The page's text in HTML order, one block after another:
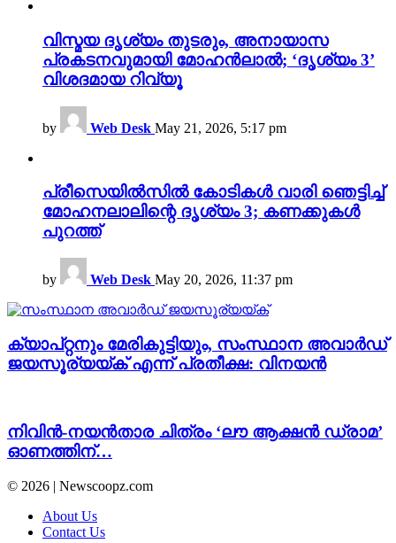
വിസ്മയ ദൃശ്യം തുടരും, അനായാസ
പ്രകടനവുമായി മോഹൻലാൽ; ‘ദൃശ്യം 3’
വിശദമായ റിവ്യൂ
by Web Desk May 21, 2026, 5:17 pm
പ്രീസെയിൽസിൽ കോടികൾ വാരി ഞെട്ടിച്ച്
മോഹനലാലിന്റെ ദൃശ്യം 3; കണക്കുകൾ
പുറത്ത്
by Web Desk May 20, 2026, 11:37 pm
ക്യാപ്റ്റനും മേരികുട്ടിയും, സംസ്ഥാന അവാർഡ്
ജയസൂര്യയ്ക് എന്ന് പ്രതീക്ഷ: വിനയൻ
നിവിൻ-നയൻതാര ചിത്രം ‘ലൗ ആക്ഷൻ ഡ്രാമ’
ഓണത്തിന്…
© 2026 | Newscoopz.com
About Us
Contact Us